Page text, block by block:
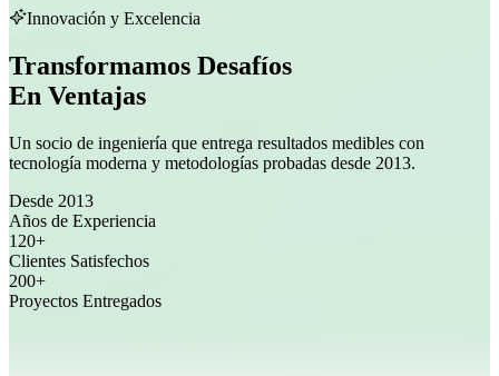
Innovación y Excelencia
Transformamos Desafíos
En Ventajas
Un socio de ingeniería que entrega resultados medibles con
tecnología moderna y metodologías probadas desde 2013.
Desde 2013
Años de Experiencia
120+
Clientes Satisfechos
200+
Proyectos Entregados